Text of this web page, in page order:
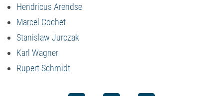
Hendricus Arendse
Marcel Cochet
Stanislaw Jurczak
Karl Wagner
Rupert Schmidt